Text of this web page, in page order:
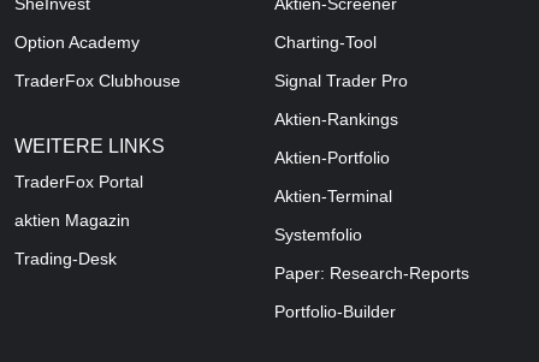
SheInvest
Option Academy
TraderFox Clubhouse
WEITERE LINKS
TraderFox Portal
aktien Magazin
Trading-Desk
Aktien-Screener
Charting-Tool
Signal Trader Pro
Aktien-Rankings
Aktien-Portfolio
Aktien-Terminal
Systemfolio
Paper: Research-Reports
Portfolio-Builder